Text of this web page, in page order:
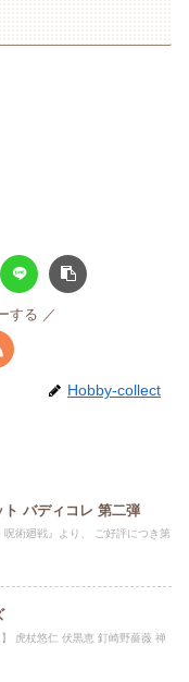
する
Hobby-collect
バディコレ 第二弾
呪術廻戦』より、 ご好評につき第
虎杖悠仁 伏黒恵 釘崎野薔薇 禅